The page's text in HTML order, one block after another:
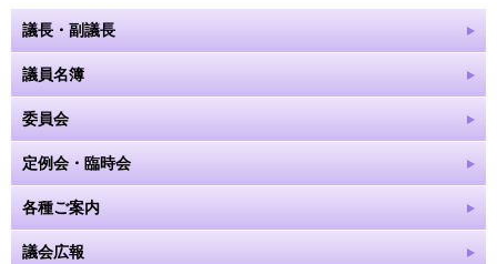
議長・副議長
議員名簿
委員会
定例会・臨時会
各種ご案内
議会広報